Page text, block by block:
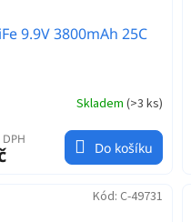
9.9V 3800mAh 25C
Skladem (>3 ks)
Do košíku
Kód: C-49731